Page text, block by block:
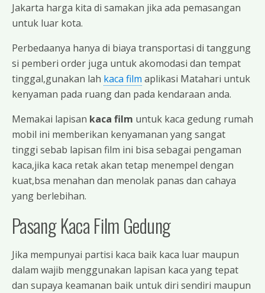
Jakarta harga kita di samakan jika ada pemasangan
untuk luar kota.
Perbedaanya hanya di biaya transportasi di tanggung
si pemberi order juga untuk akomodasi dan tempat
tinggal,gunakan lah kaca film aplikasi Matahari untuk
kenyaman pada ruang dan pada kendaraan anda.
Memakai lapisan kaca film untuk kaca gedung rumah
mobil ini memberikan kenyamanan yang sangat
tinggi sebab lapisan film ini bisa sebagai pengaman
kaca,jika kaca retak akan tetap menempel dengan
kuat,bsa menahan dan menolak panas dan cahaya
yang berlebihan.
Pasang Kaca Film Gedung
Jika mempunyai partisi kaca baik kaca luar maupun
dalam wajib menggunakan lapisan kaca yang tepat
dan supaya keamanan baik untuk diri sendiri maupun